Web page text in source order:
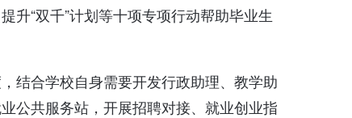
升“双千”计划等十项专项行动帮助毕业生
结合学校自身需要开发行政助理、教学助
公共服务站，开展招聘对接、就业创业指